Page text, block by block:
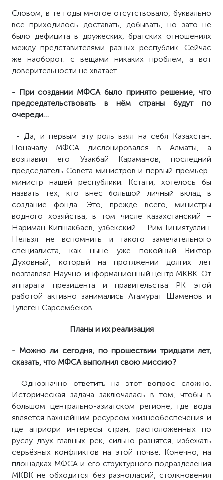
Словом, в те годы многое отсутствовало, буквально
всё приходилось доставать, добывать, но зато не
было дефицита в дружеских, братских отношениях
между представителями разных республик. Сейчас
же наоборот: с вещами никаких проблем, а вот
доверительности не хватает.
- При создании МФСА было принято решение, что
председательствовать в нём страны будут по
очереди…
- Да, и первым эту роль взял на себя Казахстан.
Поначалу МФСА дислоцировался в Алматы, а
возглавил его Узакбай Караманов, последний
председатель Совета министров и первый премьер-
министр нашей республики. Кстати, хотелось бы
назвать тех, кто внёс большой личный вклад в
создание фонда. Это, прежде всего, министры
водного хозяйства, в том числе казахстанский –
Нариман Кипшакбаев, узбекский – Рим Гиниятуллин.
Нельзя не вспомнить и такого замечательного
специалиста, как ныне уже покойный Виктор
Духовный, который на протяжении долгих лет
возглавлял Научно-информационный центр МКВК. От
аппарата президента и правительства РК этой
работой активно занимались Атамурат Шаменов и
Тулеген Сарсембеков…
Планы и их реализация
- Можно ли сегодня, по прошествии тридцати лет,
сказать, что МФСА выполнил свою миссию?
- Однозначно ответить на этот вопрос сложно.
Историческая задача заключалась в том, чтобы в
большом центрально-азиатском регионе, где вода
является важнейшим ресурсом жизнеобеспечения и
где априори интересы стран, расположенных по
руслу двух главных рек, сильно разнятся, избежать
серьёзных конфликтов на этой почве. Конечно, на
площадках МФСА и его структурного подразделения
МКВК не обходится без разногласий, столкновения